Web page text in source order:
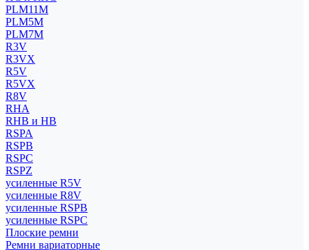
PLM11M
PLM5M
PLM7M
R3V
R3VX
R5V
R5VX
R8V
RHA
RHB и HB
RSPA
RSPB
RSPC
RSPZ
усиленные R5V
усиленные R8V
усиленные RSPB
усиленные RSPC
Плоские ремни
Ремни вариаторные